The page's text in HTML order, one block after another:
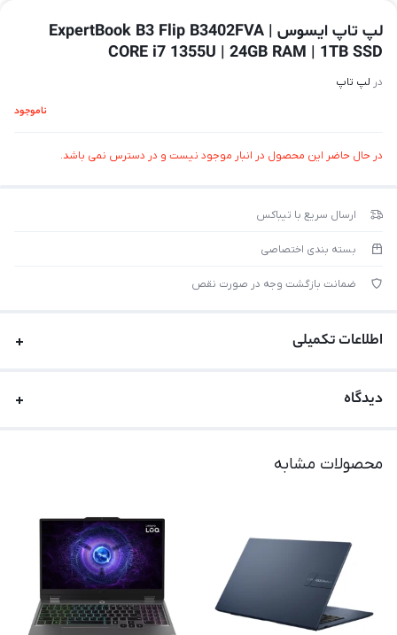
لپ تاپ ایسوس ExpertBook B3 Flip B3402FVA |
CORE i7 1355U | 24GB RAM | 1TB SSD
در لپ تاپ
ناموجود
در حال حاضر این محصول در انبار موجود نیست و در دسترس نمی باشد.
ارسال سریع با تیباکس
بسته بندی اختصاصی
ضمانت بازگشت وجه در صورت نقص
اطلاعات تکمیلی
دیدگاه
محصولات مشابه